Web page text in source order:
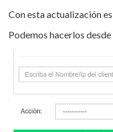
Con esta actualización
Podemos hacerlos